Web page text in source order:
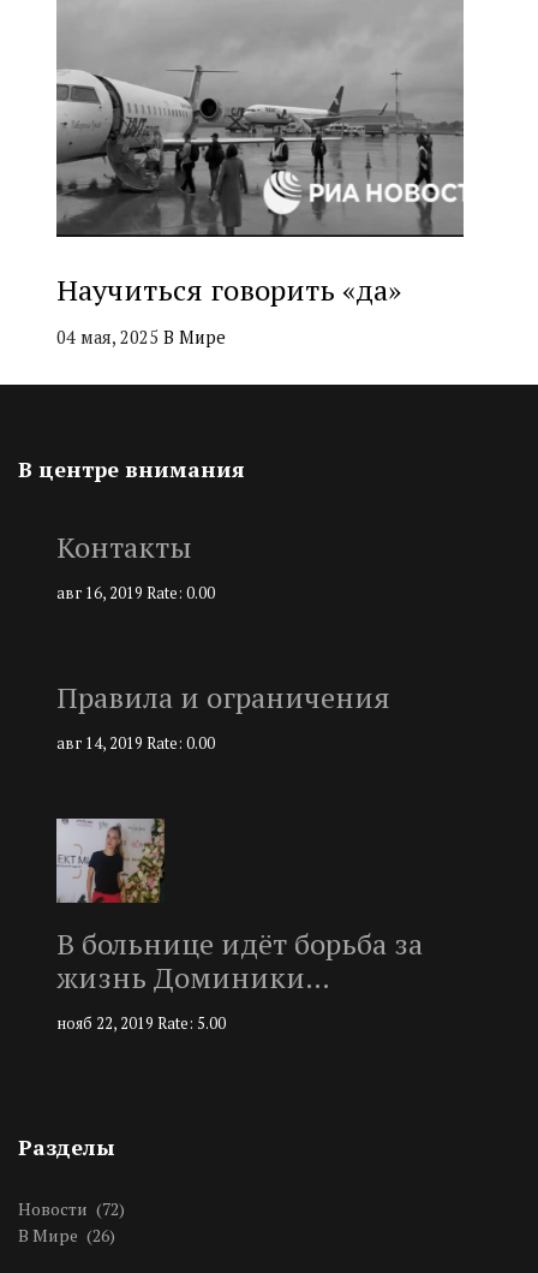
Научиться говорить «да»
04 мая, 2025 В Мире
В центре внимания
Контакты
авг 16, 2019 Rate: 0.00
Правила и ограничения
авг 14, 2019 Rate: 0.00
В больнице идёт борьба за
жизнь Доминики…
нояб 22, 2019 Rate: 5.00
Разделы
Новости (72)
В Мире (26)